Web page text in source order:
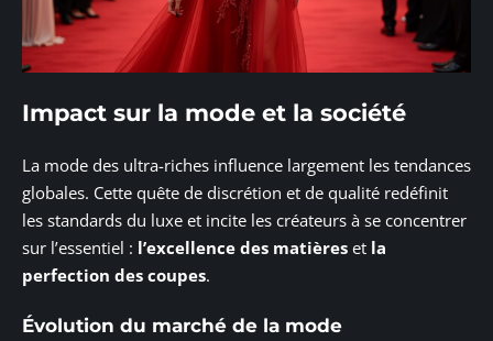
Impact sur la mode et la société
La mode des ultra-riches influence largement les tendances
globales. Cette quête de discrétion et de qualité redéfinit
les standards du luxe et incite les créateurs à se concentrer
sur l’essentiel : l’excellence des matières et la
perfection des coupes.
Évolution du marché de la mode